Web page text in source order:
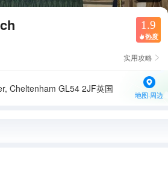
1.9
 热度
实用攻略 
Cheltenham GL54 2JF英国
地图·周边